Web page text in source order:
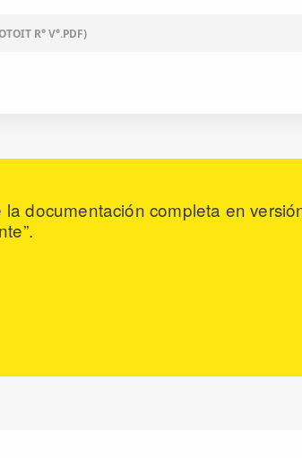
R° V°.PDF)
documentación completa en